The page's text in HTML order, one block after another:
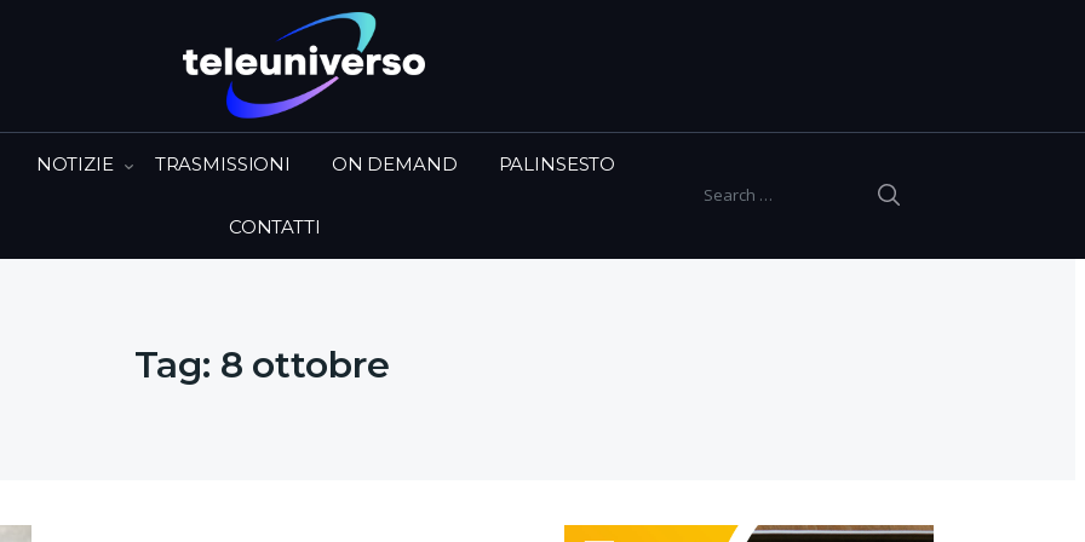
Search for:
NOTIZIE TRASMISSIONI ON DEMAND PALINSESTO
CONTATTI
Tag: 8 ottobre